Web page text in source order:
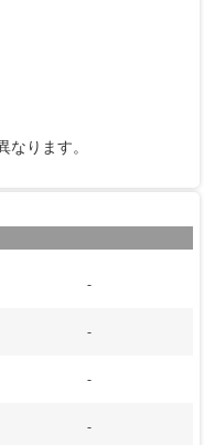
ります。
-
-
-
-